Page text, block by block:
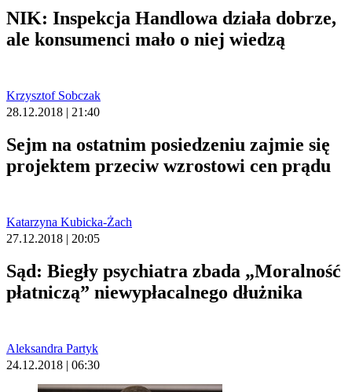
NIK: Inspekcja Handlowa działa dobrze,
ale konsumenci mało o niej wiedzą
Krzysztof Sobczak
28.12.2018 | 21:40
Sejm na ostatnim posiedzeniu zajmie się
projektem przeciw wzrostowi cen prądu
Katarzyna Kubicka-Żach
27.12.2018 | 20:05
Sąd: Biegły psychiatra zbada „Moralność
płatniczą” niewypłacalnego dłużnika
Aleksandra Partyk
24.12.2018 | 06:30